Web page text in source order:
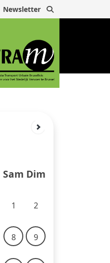
Newsletter
Sam Dim
1 2
8 9